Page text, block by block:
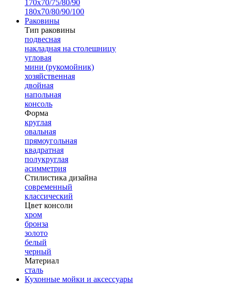
170х70/75/80/90
180х70/80/90/100
Раковины
Тип раковины
подвесная
накладная на столешницу
угловая
мини (рукомойник)
хозяйственная
двойная
напольная
консоль
Форма
круглая
овальная
прямоугольная
квадратная
полукруглая
асимметрия
Стилистика дизайна
современный
классический
Цвет консоли
хром
бронза
золото
белый
черный
Материал
сталь
Кухонные мойки и аксессуары